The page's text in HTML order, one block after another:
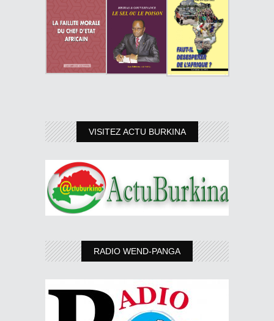
VISITEZ ACTU BURKINA
RADIO WEND-PANGA